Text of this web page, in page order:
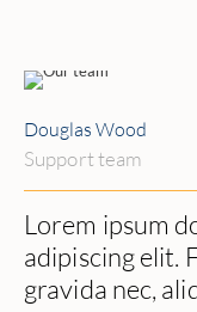
Douglas Wood
Support team
Lorem ipsum
adipiscing elit.
gravida nec,